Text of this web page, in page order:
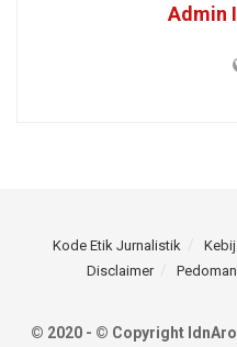
Admin
Kode Etik Jurnalistik
Disclaimer
© 2020 - © Copyright